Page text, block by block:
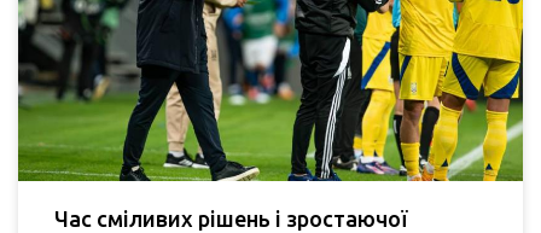
Час сміливих рішень і зростаючої